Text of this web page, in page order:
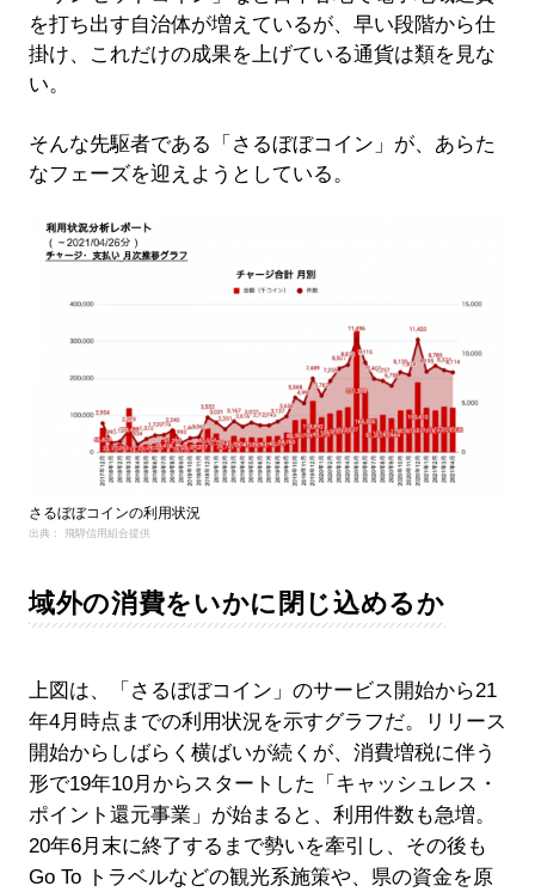
を打ち出す自治体が増えているが、早い段階から仕
掛け、これだけの成果を上げている通貨は類を見な
い。
そんな先駆者である「さるぼぼコイン」が、あらた
なフェーズを迎えようとしている。
さるぼぼコインの利用状況
出典： 飛騨信用組合提供
域外の消費をいかに閉じ込めるか
上図は、「さるぼぼコイン」のサービス開始から21
年4月時点までの利用状況を示すグラフだ。リリース
開始からしばらく横ばいが続くが、消費増税に伴う
形で19年10月からスタートした「キャッシュレス・
ポイント還元事業」が始まると、利用件数も急増。
20年6月末に終了するまで勢いを牽引し、その後も
Go To トラベルなどの観光系施策や、県の資金を原